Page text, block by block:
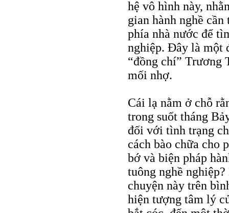
hệ vô hình này,
gian hành nghề
phía nhà nước để
nghiệp. Đây là một
“đồng chí” Trương
mối nhợ.
Cái lạ nằm ở chỗ
trong suốt tháng
đối với tình trạng
cách bào chữa cho
bớ và biện pháp
tuông nghề
chuyện này trên
hiện tượng tâm lý